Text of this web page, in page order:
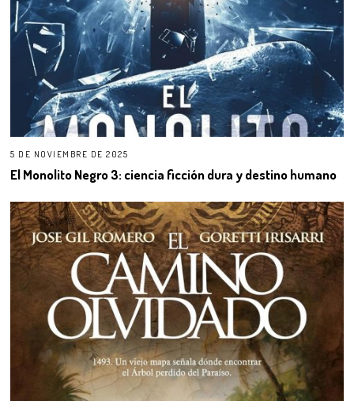
5 DE NOVIEMBRE DE 2025
El Monolito Negro 3: ciencia ficción dura y destino humano